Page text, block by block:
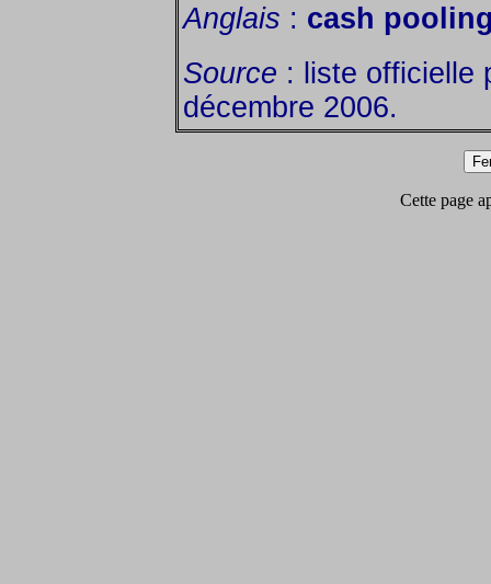
Anglais : cash
Source : liste officielle
décembre 2006.
Cette page